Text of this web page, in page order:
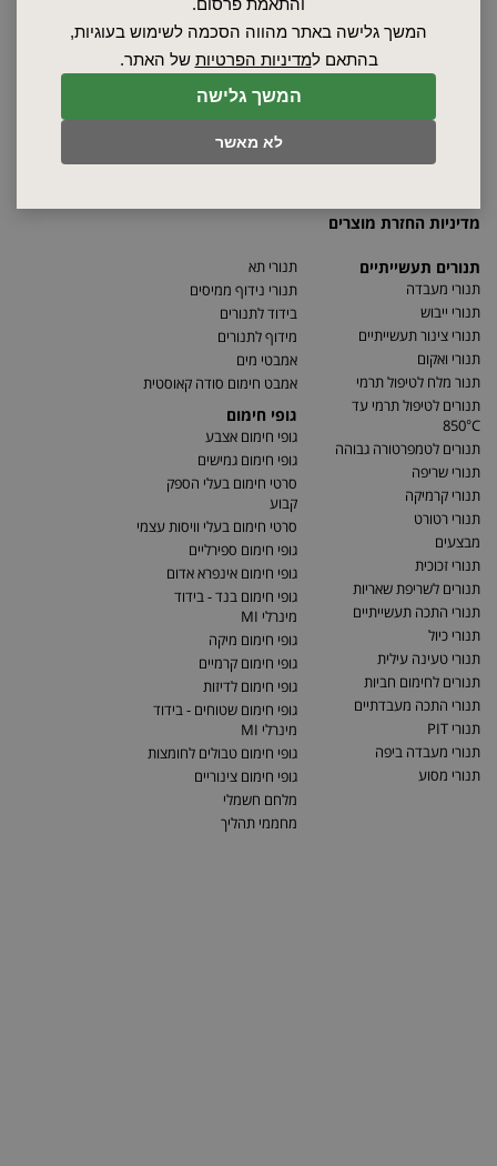
המשך גלישה
לא מאשר
המשך גלישה באתר מהווה הסכמה לשימוש בעוגיות,
בהתאם למדיניות הפרטיות של האתר.
הצהרת נגישות
מדיניות החזרת מוצרים
תנורים תעשייתיים
תנורי מעבדה
תנורי ייבוש
תנורי צינור תעשייתיים
תנורי ואקום
תנור מלח לטיפול תרמי
תנורים לטיפול תרמי עד
850°C
תנורים לטמפרטורה גבוהה
תנורי שריפה
תנורי קרמיקה
תנורי רטורט
מבצעים
תנורי זכוכית
תנורים לשריפת שאריות
תנורי התכה תעשייתיים
תנורי כיול
תנורי טעינה עילית
תנורים לחימום חביות
תנורי התכה מעבדתיים
תנורי PIT
תנורי מעבדה ביפה
תנורי מסוע
תנורי תא
תנורי נידוף ממיסים
בידוד לתנורים
מידוף לתנורים
אמבטי מים
אמבט חימום סודה קאוסטית
גופי חימום
גופי חימום אצבע
גופי חימום גמישים
סרטי חימום בעלי הספק
קבוע
סרטי חימום בעלי וויסות עצמי
גופי חימום ספירליים
גופי חימום אינפרא אדום
גופי חימום בנד - בידוד
מינרלי MI
גופי חימום מיקה
גופי חימום קרמיים
גופי חימום לדיזות
גופי חימום שטוחים - בידוד
מינרלי MI
גופי חימום טבולים לחומצות
גופי חימום צינוריים
מלחם חשמלי
מחממי תהליך